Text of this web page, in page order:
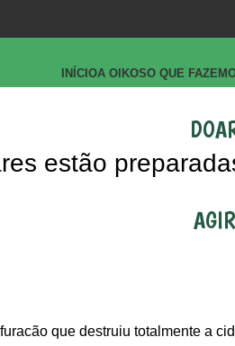
INÍCIOA OIKOSO QUE
AGIR
estão
que destruiu totalmente a